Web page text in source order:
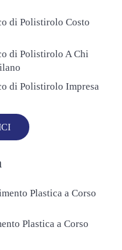
di Polistirolo Costo
di Polistirolo A Chi
di Polistirolo Impresa
Plastica a Corso